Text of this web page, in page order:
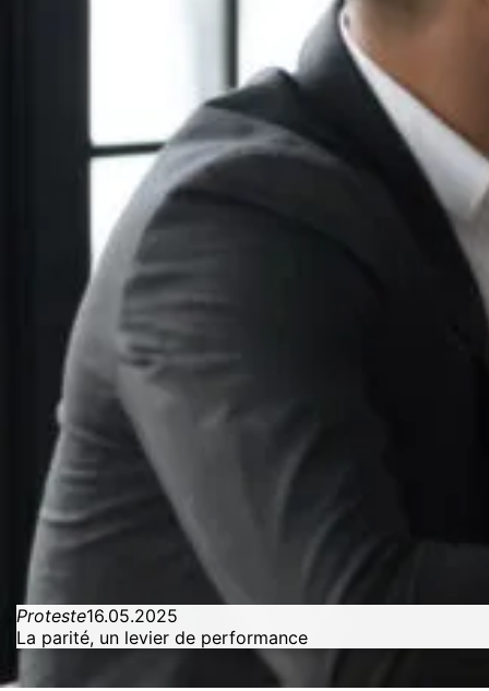
Proteste16.05.2025
La parité, un levier de performance